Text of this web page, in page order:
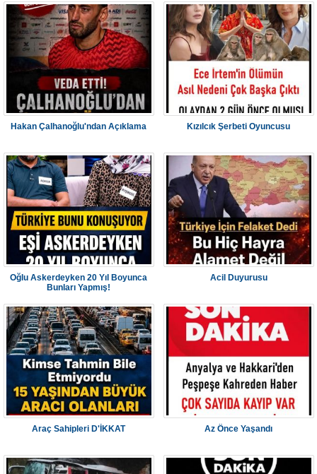
Hakan Çalhanoğlu'ndan Açıklama Kızılcık Şerbeti Oyuncusu
Oğlu Askerdeyken 20 Yıl Boyunca
Bunları Yapmış!
Acil Duyurusu
Araç Sahipleri D'İKKAT Az Önce Yaşandı